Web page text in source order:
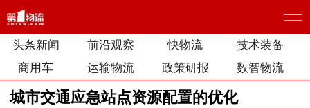
头条新闻 前沿观察 快物流
技术装备
商用车
运输物流 政策研报 数智物流
城市交通应急站点资源配置的优化